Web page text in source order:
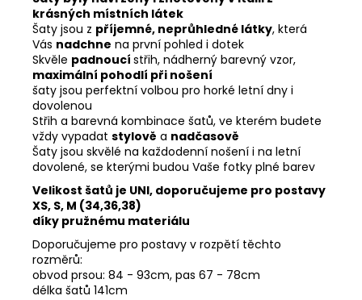
krásných místních látek
Šaty jsou z příjemné, neprůhledné látky, která
Vás nadchne na první pohled i dotek
Skvěle padnoucí střih, nádherný barevný vzor,
maximální pohodlí při nošení
šaty jsou perfektní volbou pro horké letní dny i
dovolenou
Střih a barevná kombinace šatů, ve kterém budete
vždy vypadat stylově a nadčasově
Šaty jsou skvělé na každodenní nošení i na letní
dovolené, se kterými budou Vaše fotky plné barev
Velikost šatů je UNI, doporučujeme pro postavy
XS, S, M (34,36,38)
díky pružnému materiálu
Doporučujeme pro postavy v rozpětí těchto
rozměrů:
obvod prsou: 84 - 93cm, pas 67 - 78cm
délka šatů 141cm